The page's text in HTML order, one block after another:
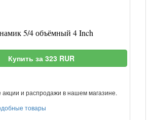
5/4 объёмный 4 Inch
Купить за 323 RUR
акции и распродажи в нашем магазине.
товары